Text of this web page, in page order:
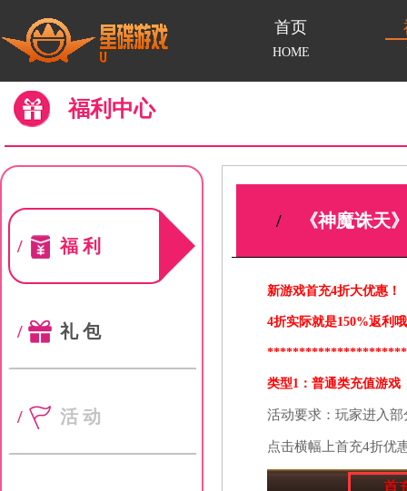
首页
HOME
福利中心
福利
/
礼包
/
活动
/
/ 《神魔诛天
新游戏首充4折大优惠！
4折实际就是150%返利
类型1：普通类充值游戏
活动要求：玩家进入
点击横幅上首充4折优